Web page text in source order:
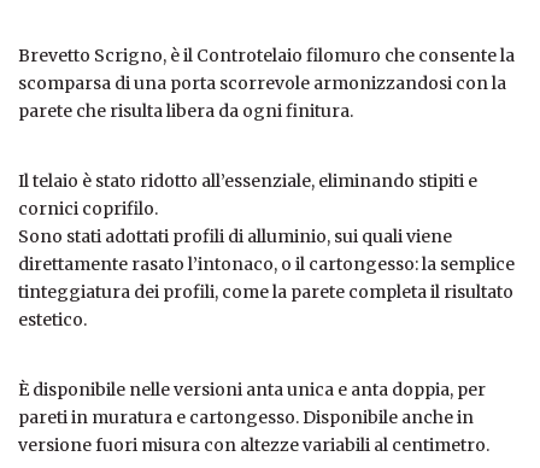
Brevetto Scrigno, è il Controtelaio filomuro che consente la
scomparsa di una porta scorrevole armonizzandosi con la
parete che risulta libera da ogni finitura.
Il telaio è stato ridotto all’essenziale, eliminando stipiti e
cornici coprifilo.
Sono stati adottati profili di alluminio, sui quali viene
direttamente rasato l’intonaco, o il cartongesso: la semplice
tinteggiatura dei profili, come la parete completa il risultato
estetico.
È disponibile nelle versioni anta unica e anta doppia, per
pareti in muratura e cartongesso. Disponibile anche in
versione fuori misura con altezze variabili al centimetro.